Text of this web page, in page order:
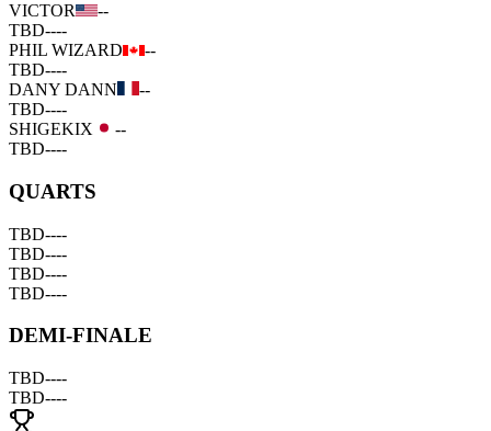
VICTOR
--
TBD----
PHIL WIZARD
--
TBD----
DANY DANN
--
TBD----
SHIGEKIX
--
TBD----
QUARTS
TBD----
TBD----
TBD----
TBD----
DEMI-FINALE
TBD----
TBD----